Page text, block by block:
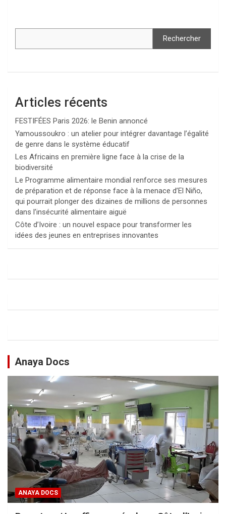
Rechercher
Articles récents
FESTIFÉES Paris 2026: le Benin annoncé
Yamoussoukro : un atelier pour intégrer davantage l’égalité
de genre dans le système éducatif
Les Africains en première ligne face à la crise de la
biodiversité
Le Programme alimentaire mondial renforce ses mesures
de préparation et de réponse face à la menace d’El Niño,
qui pourrait plonger des dizaines de millions de personnes
dans l’insécurité alimentaire aiguë
Côte d’Ivoire : un nouvel espace pour transformer les
idées des jeunes en entreprises innovantes
Anaya Docs
ANAYA DOCS